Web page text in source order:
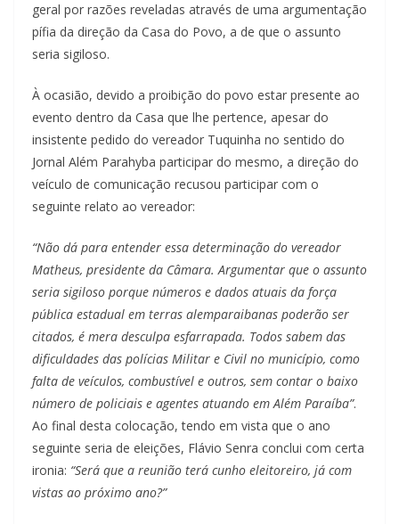
geral por razões reveladas através de uma argumentação
pífia da direção da Casa do Povo, a de que o assunto
seria sigiloso.
À ocasião, devido a proibição do povo estar presente ao
evento dentro da Casa que lhe pertence, apesar do
insistente pedido do vereador Tuquinha no sentido do
Jornal Além Parahyba participar do mesmo, a direção do
veículo de comunicação recusou participar com o
seguinte relato ao vereador:
“Não dá para entender essa determinação do vereador
Matheus, presidente da Câmara. Argumentar que o assunto
seria sigiloso porque números e dados atuais da força
pública estadual em terras alemparaibanas poderão ser
citados, é mera desculpa esfarrapada. Todos sabem das
dificuldades das polícias Militar e Civil no município, como
falta de veículos, combustível e outros, sem contar o baixo
número de policiais e agentes atuando em Além Paraíba”.
Ao final desta colocação, tendo em vista que o ano
seguinte seria de eleições, Flávio Senra conclui com certa
ironia: “Será que a reunião terá cunho eleitoreiro, já com
vistas ao próximo ano?”